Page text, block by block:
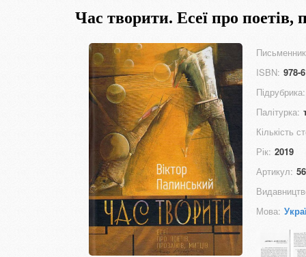
Час творити. Есеї про поетів,
ISBN: 978-
Підрубрика:
Палітурка:
Кількість
Рік: 2019
Артикул:
Мова: